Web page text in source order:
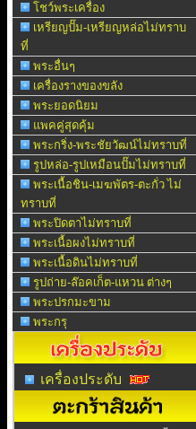
โชว์พระเครื่อง
เหรียญปั๊ม-เหรียญหล่อไม่ทราบ
ที่
พระอื่นๆ
เครื่องรางของขลัง
พระยอดนิยม
แพคคู่สุดคุ้ม
พระกริ่ง-พระชัยวัฒน์ไม่ทราบที่
รูปหล่อ-รูปเหมือนปั๊มไม่ทราบที่
พระเนื้อชิน-เมฆพัตร-ตะกั่ว ไม่
ทราบที่
พระปิดตาไม่ทราบที่
พระเนื้อผงไม่ทราบที่
พระเนื้อดินไม่ทราบที่
รูปถ่าย-ล๊อคเก็ต-แหวน ต่างๆ
พระปรกมะขาม
พระกรุ
เครื่องประดับ